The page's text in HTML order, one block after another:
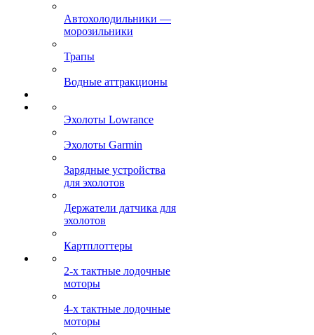
Автохолодильники —
морозильники
Трапы
Водные аттракционы
Эхолоты Lowrance
Эхолоты Garmin
Зарядные устройства
для эхолотов
Держатели датчика для
эхолотов
Картплоттеры
2-х тактные лодочные
моторы
4-х тактные лодочные
моторы